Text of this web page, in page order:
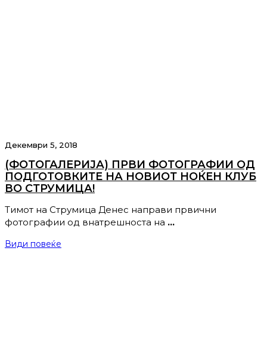
Декември 5, 2018
(ФОТОГАЛЕРИЈА) ПРВИ ФОТОГРАФИИ ОД
ПОДГОТОВКИТЕ НА НОВИОТ НОЌЕН КЛУБ
ВО СТРУМИЦА!
Тимот на Струмица Денес направи првични
фотографии од внатрешноста на …
Види повеќе